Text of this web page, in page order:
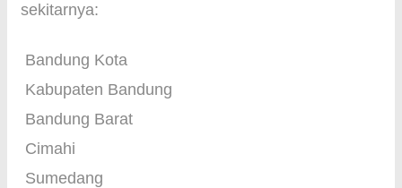
sekitarnya:
Bandung Kota
Kabupaten Bandung
Bandung Barat
Cimahi
Sumedang